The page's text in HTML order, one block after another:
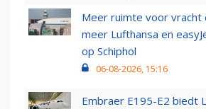
Meer ruimte voor
meer Lufthansa en
op Schiphol
06-08-2026, 15:16
Embraer E195-E2 biedt